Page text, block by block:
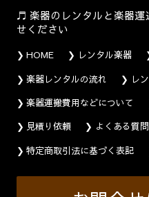
楽器のレンタルと楽器
せください
HOME レンタル楽器
楽器レンタルの流れ
レ
楽器運搬費用などについて
見積り依頼
よくある質問
特定商取引法に基づく表記